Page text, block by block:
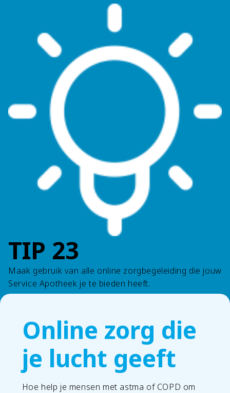
TIP 23
Maak gebruik van alle online zorgbegeleiding die jouw
Service Apotheek je te bieden heeft.
Online zorg die
je lucht geeft
Hoe help je mensen met astma of COPD om